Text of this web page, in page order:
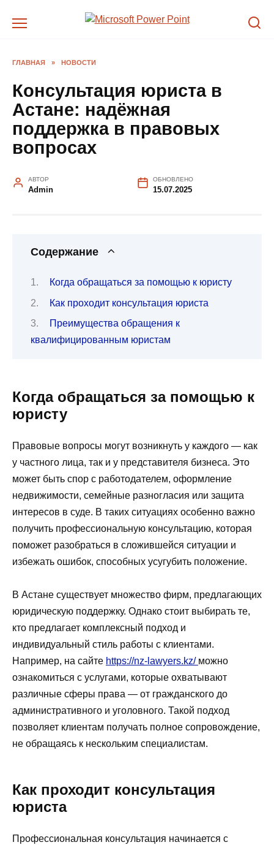
ГЛАВНАЯ » НОВОСТИ
Консультация юриста в
Астане: надёжная
поддержка в правовых
вопросах
АВТОР
Admin
ОБНОВЛЕНО
15.07.2025
Содержание
Когда обращаться за помощью к юристу
Как проходит консультация юриста
Преимущества обращения к
квалифицированным юристам
Когда обращаться за помощью к
юристу
Правовые вопросы могут возникнуть у каждого — как
у частного лица, так и у представителя бизнеса. Это
может быть спор с работодателем, оформление
недвижимости, семейные разногласия или защита
интересов в суде. В таких ситуациях особенно важно
получить профессиональную консультацию, которая
поможет разобраться в сложившейся ситуации и
избежать ошибок, способных усугубить положение.
В Астане существует множество фирм, предлагающих
юридическую поддержку. Однако стоит выбирать те,
кто предлагает комплексный подход и
индивидуальный стиль работы с клиентами.
Например, на сайте https://nz-lawyers.kz/ можно
ознакомиться с услугами, которые охватывают
различные сферы права — от гражданского до
административного и уголовного. Такой подход
позволяет клиентам получать полное сопровождение,
не обращаясь к нескольким специалистам.
Как проходит консультация
юриста
Профессиональная консультация начинается с